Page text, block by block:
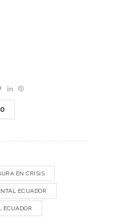
0
EN CRISIS
ECUADOR
ECUADOR